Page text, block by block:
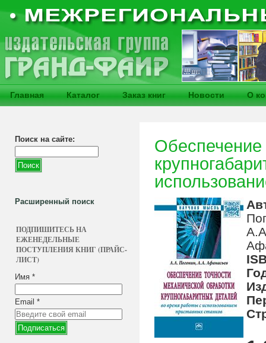
Главная Каталог Заказ книг Новости О
Поиск на сайте:
Расширенный поиск
ПОДПИШИТЕСЬ НА
ЕЖЕНЕДЕЛЬНЫЕ
ПОСТУПЛЕНИЯ КНИГ (ПРАЙС-
ЛИСТ)
Имя *
Email *
Обеспечение